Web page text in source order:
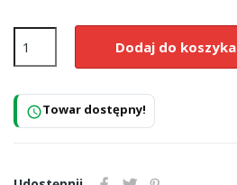
Dodaj do koszyka
scheduleTowar dostępny!